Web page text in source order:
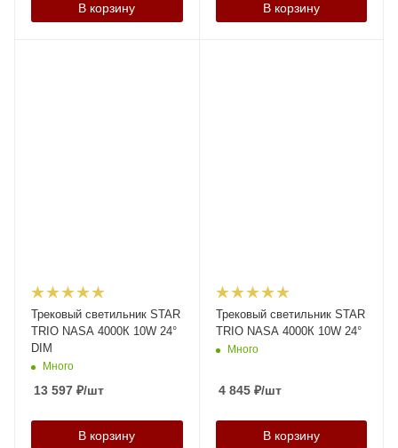
В корзину В корзину
Трековый светильник STAR
TRIO NASA 4000К 10W 24°
DIM
Много
13 597 ₽/шт
В корзину
Трековый светильник STAR
TRIO NASA 4000К 10W 24°
Много
4 845₽/шт
В корзину